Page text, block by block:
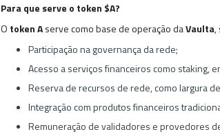
Para que serve o token $A?
O token Aserve como base de operação daVaulta,
Participação na governança da rede;
Acesso a serviços financeiros como staking,
Reserva de recursos de rede, como largura
Integração com produtos financeiros
Remuneração de validadores e provedores